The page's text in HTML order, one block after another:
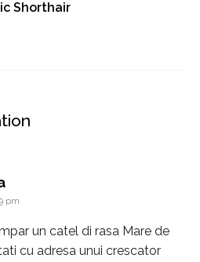
Shorthair
says:
pm
un catel di rasa Mare de
cu adresa unui crescator